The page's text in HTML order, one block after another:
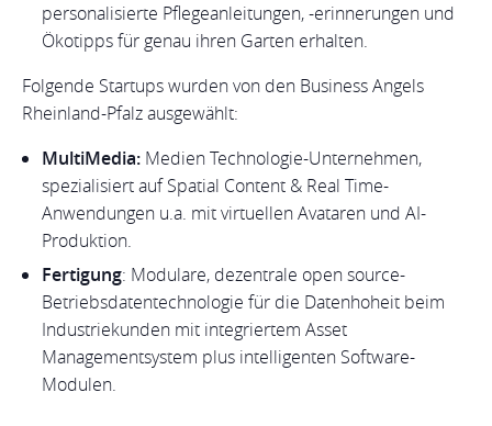
personalisierte Pflegeanleitungen, -erinnerungen und
Ökotipps für genau ihren Garten erhalten.
Folgende Startups wurden von den Business Angels
Rheinland-Pfalz ausgewählt:
MultiMedia: Medien Technologie-Unternehmen,
spezialisiert auf Spatial Content & Real Time-
Anwendungen u.a. mit virtuellen Avataren und AI-
Produktion.
Fertigung: Modulare, dezentrale open source-
Betriebsdatentechnologie für die Datenhoheit beim
Industriekunden mit integriertem Asset
Managementsystem plus intelligenten Software-
Modulen.